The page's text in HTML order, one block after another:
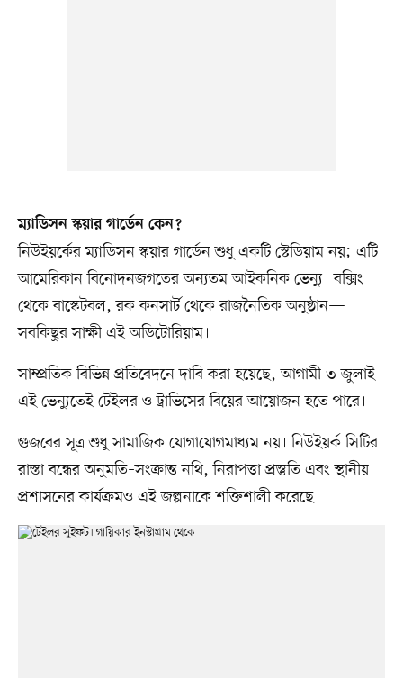
ম্যাডিসন স্কয়ার গার্ডেন কেন?
নিউইয়র্কের ম্যাডিসন স্কয়ার গার্ডেন শুধু একটি স্টেডিয়াম নয়; এটি
আমেরিকান বিনোদনজগতের অন্যতম আইকনিক ভেন্যু। বক্সিং
থেকে বাস্কেটবল, রক কনসার্ট থেকে রাজনৈতিক অনুষ্ঠান—
সবকিছুর সাক্ষী এই অডিটোরিয়াম।
সাম্প্রতিক বিভিন্ন প্রতিবেদনে দাবি করা হয়েছে, আগামী ৩ জুলাই
এই ভেন্যুতেই টেইলর ও ট্রাভিসের বিয়ের আয়োজন হতে পারে।
গুজবের সূত্র শুধু সামাজিক যোগাযোগমাধ্যম নয়। নিউইয়র্ক সিটির
রাস্তা বন্ধের অনুমতি–সংক্রান্ত নথি, নিরাপত্তা প্রস্তুতি এবং স্থানীয়
প্রশাসনের কার্যক্রমও এই জল্পনাকে শক্তিশালী করেছে।